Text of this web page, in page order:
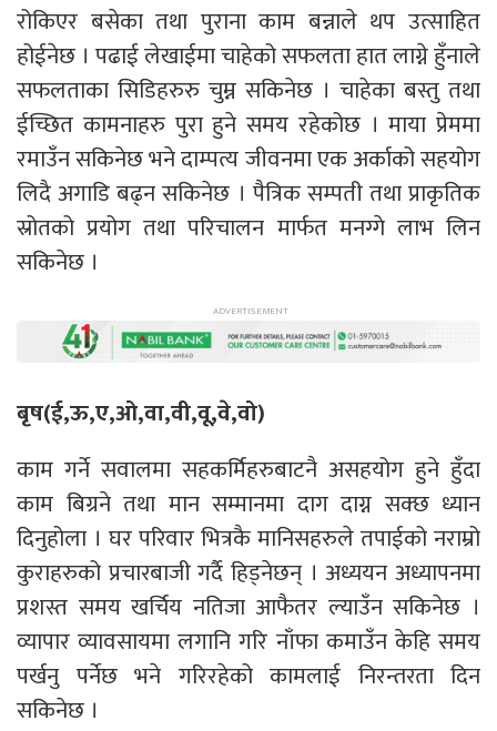
रोकिएर बसेका तथा पुराना काम बन्नाले थप उत्साहित
होईनेछ । पढाई लेखाईमा चाहेको सफलता हात लाग्ने हुँनाले
सफलताका सिडिहरुरु चुम्न सकिनेछ । चाहेका बस्तु तथा
ईच्छित कामनाहरु पुरा हुने समय रहेकोछ । माया प्रेममा
रमाउँन सकिनेछ भने दाम्पत्य जीवनमा एक अर्काको सहयोग
लिदै अगाडि बढ्न सकिनेछ । पैत्रिक सम्पती तथा प्राकृतिक
स्रोतको प्रयोग तथा परिचालन मार्फत मनग्गे लाभ लिन
सकिनेछ ।
बृष(ई,ऊ,ए,ओ,वा,वी,वू,वे,वो)
काम गर्ने सवालमा सहकर्मिहरुबाटनै असहयोग हुने हुँदा
काम बिग्रने तथा मान सम्मानमा दाग दाग्न सक्छ ध्यान
दिनुहोला । घर परिवार भित्रकै मानिसहरुले तपाईको नराम्रो
कुराहरुको प्रचारबाजी गर्दै हिड्नेछन् । अध्ययन अध्यापनमा
प्रशस्त समय खर्चिय नतिजा आफैतर ल्याउँन सकिनेछ ।
व्यापार व्यावसायमा लगानि गरि नाँफा कमाउँन केहि समय
पर्खनु पर्नेछ भने गरिरहेको कामलाई निरन्तरता दिन
सकिनेछ ।